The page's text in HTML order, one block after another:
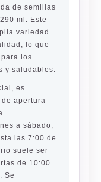
de semillas
ml. Este
variedad
lo que
los
y saludables.
es
apertura
a sábado,
las 7:00 de
suele ser
de 10:00
Se